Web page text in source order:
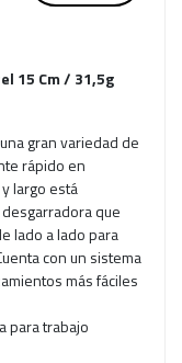
15 Cm / 31,5g
gran variedad de
rápido en
largo está
que
lado a lado para
con un sistema
más fáciles
para trabajo